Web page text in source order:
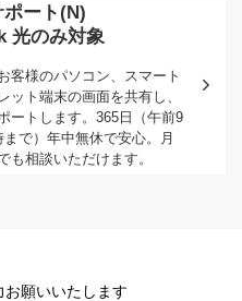
ポート(N)
光のみ対象
客様のパソコン、スマート
ット端末の画面を共有し、
ートします。365日（午前9
で）年中無休で安心。月
も相談いただけます。
願いいたします